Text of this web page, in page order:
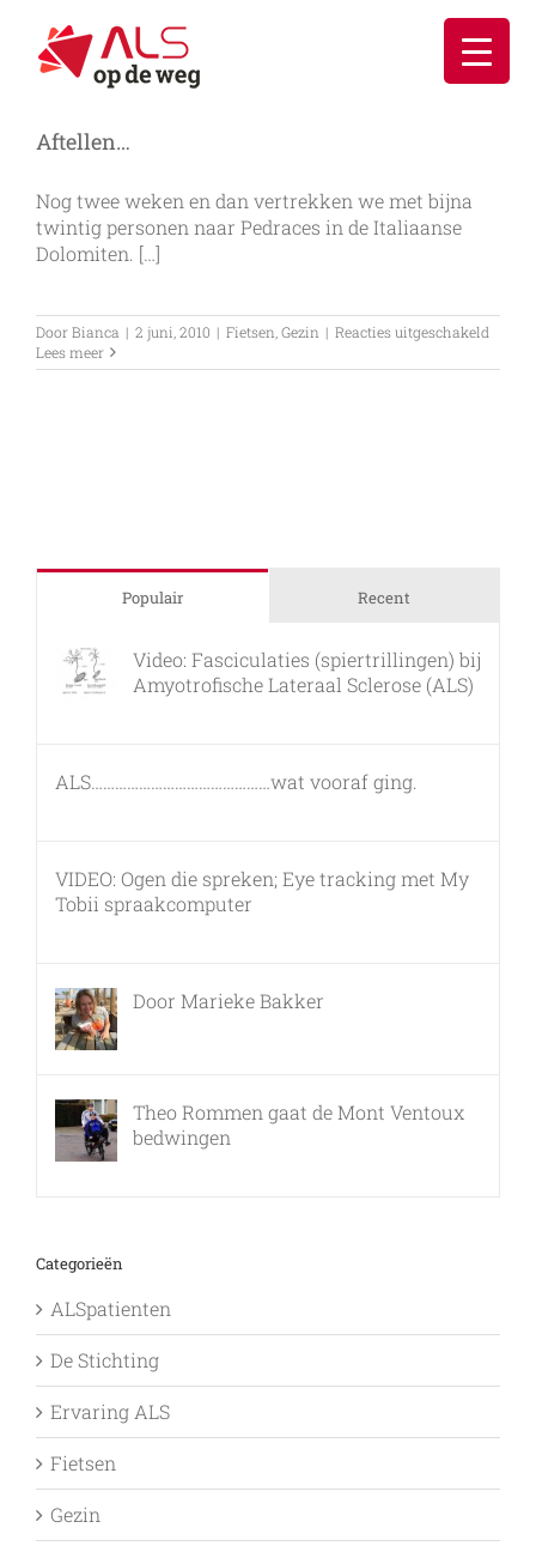
inhoud
Aftellen…
Nog twee weken en dan vertrekken we met bijna
twintig personen naar Pedraces in de Italiaanse
Dolomiten. […]
DoorBianca | 2 juni, 2010 | Fietsen Gezin | Reacties uitgeschakeld
Lees meer
Populair Recent
Video: Fasciculaties (spiertrillingen) bij
Amyotrofische Lateraal Sclerose (ALS)
ALS………………………………………wat vooraf ging.
VIDEO: Ogen die spreken; Eye tracking met My
Tobii spraakcomputer
Door Marieke Bakker
Theo Rommen gaat de Mont Ventoux
bedwingen
Categorieën
ALSpatienten
De Stichting
Ervaring ALS
Fietsen
Gezin